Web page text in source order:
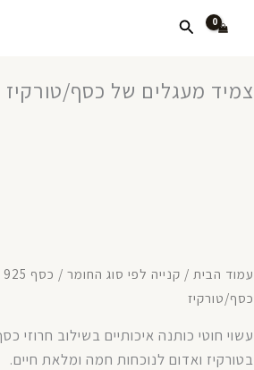
לתוכן
חיפוש
צמיד מעגלים של כסף/טורקיז
עמוד הבית / קנייה לפי סוג החומר / כסף 925
כסף/טורקיז
עשוי חוטי כותנה איכותיים בשילוב חרוזי
בטורקיז ואדום לנוכחות חמה ומלאת חיים.